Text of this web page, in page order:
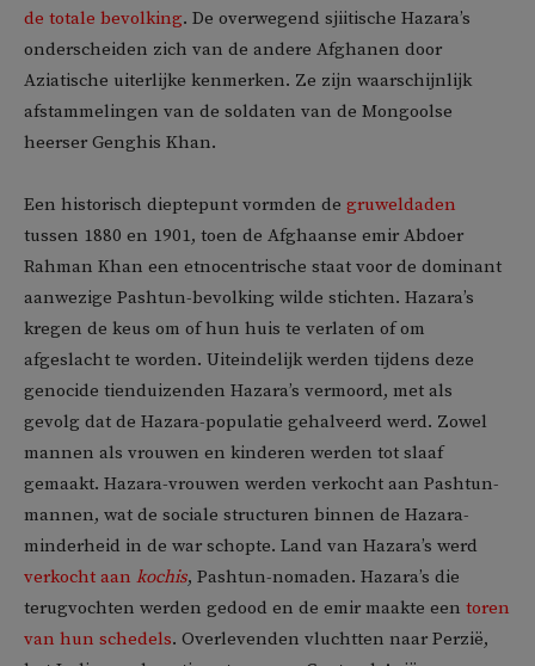
de totale bevolking. De overwegend sjiitische Hazara’s
onderscheiden zich van de andere Afghanen door
Aziatische uiterlijke kenmerken. Ze zijn waarschijnlijk
afstammelingen van de soldaten van de Mongoolse
heerser Genghis Khan.
Een historisch dieptepunt vormden de gruweldaden
tussen 1880 en 1901, toen de Afghaanse emir Abdoer
Rahman Khan een etnocentrische staat voor de dominant
aanwezige Pashtun-bevolking wilde stichten. Hazara’s
kregen de keus om of hun huis te verlaten of om
afgeslacht te worden. Uiteindelijk werden tijdens deze
genocide tienduizenden Hazara’s vermoord, met als
gevolg dat de Hazara-populatie gehalveerd werd. Zowel
mannen als vrouwen en kinderen werden tot slaaf
gemaakt. Hazara-vrouwen werden verkocht aan Pashtun-
mannen, wat de sociale structuren binnen de Hazara-
minderheid in de war schopte. Land van Hazara’s werd
verkocht aan kochis, Pashtun-nomaden. Hazara’s die
terugvochten werden gedood en de emir maakte een toren
van hun schedels. Overlevenden vluchtten naar Perzië,